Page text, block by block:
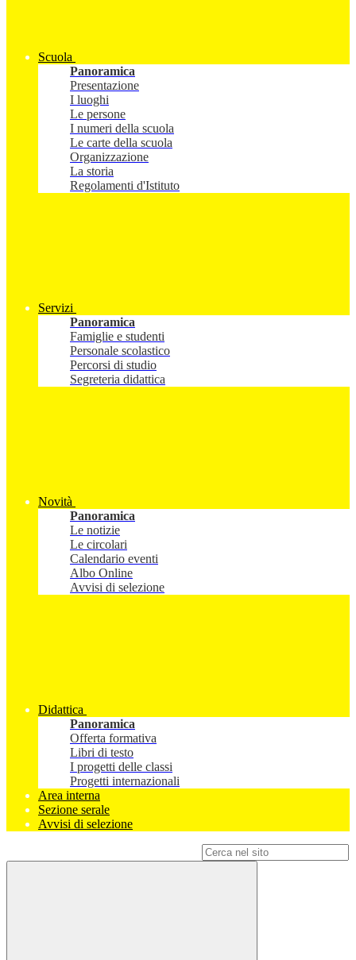
Scuola
Panoramica
Presentazione
I luoghi
Le persone
I numeri della scuola
Le carte della scuola
Organizzazione
La storia
Regolamenti d'Istituto
Servizi
Panoramica
Famiglie e studenti
Personale scolastico
Percorsi di studio
Segreteria didattica
Novità
Panoramica
Le notizie
Le circolari
Calendario eventi
Albo Online
Avvisi di selezione
Didattica
Panoramica
Offerta formativa
Libri di testo
I progetti delle classi
Progetti internazionali
Area interna
Sezione serale
Avvisi di selezione